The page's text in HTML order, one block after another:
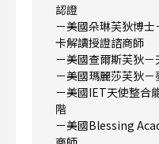
認證
－美國朵琳芙狄博
卡解讀授證諮商師
－美國查爾斯芙狄
－美國瑪麗莎芙狄
－美國IET天使整合
階
－美國Blessing